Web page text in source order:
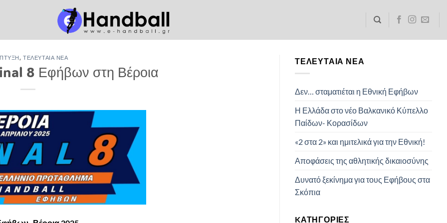
,ΤΕΛΕΥΤΑΊΑ ΝΈΑ
8 Εφήβων στη Βέροια
ΤΕΛΕΥΤΑΊΑ ΝΈΑ
Δεν… σταματιέται η Εθνική Εφήβων
Η Ελλάδα στο νέο Βαλκανικό Κύπελλο
Παίδων- Κορασίδων
«2 στα 2» και ημιτελικά για την Εθνική!
Αποφάσεις της αθλητικής δικαιοσύνης
Δυνατό ξεκίνημα για τους Εφήβους στα
Σκόπια
KΑΤΗΓΟΡΊΕΣ